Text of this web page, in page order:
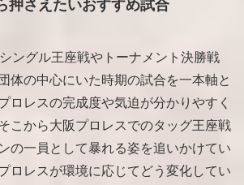
押さえたいおすすめ試合
ングル王座戦やトーナメント決勝戦
体の中心にいた時期の試合を一本軸と
ロレスの完成度や気迫が分かりやすく
こから大阪プロレスでのタッグ王座戦
の一員として暴れる姿を追いかけてい
ロレスが環境に応じてどう変化してい